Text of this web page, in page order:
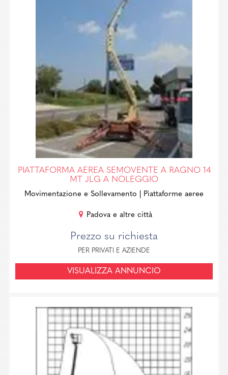
PIATTAFORMA AEREA SEMOVENTE A RAGNO 14
MT JLG A NOLEGGIO
Movimentazione e Sollevamento | Piattaforme aeree
Padova e altre città
Prezzo su richiesta
PER PRIVATI E AZIENDE
VISUALIZZA ANNUNCIO